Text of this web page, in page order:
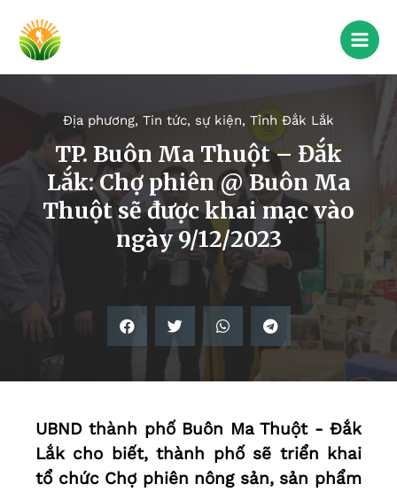
Địa phương, Tin tức, sự kiện, Tỉnh Đắk Lắk
TP. Buôn Ma Thuột – Đắk
Lắk: Chợ phiên @ Buôn Ma
Thuột sẽ được khai mạc vào
ngày 9/12/2023
UBND thành phố Buôn Ma Thuột - Đắk
Lắk cho biết, thành phố sẽ triển khai
tổ chức Chợ phiên nông sản, sản phẩm